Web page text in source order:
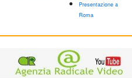
Presentazione a
Roma